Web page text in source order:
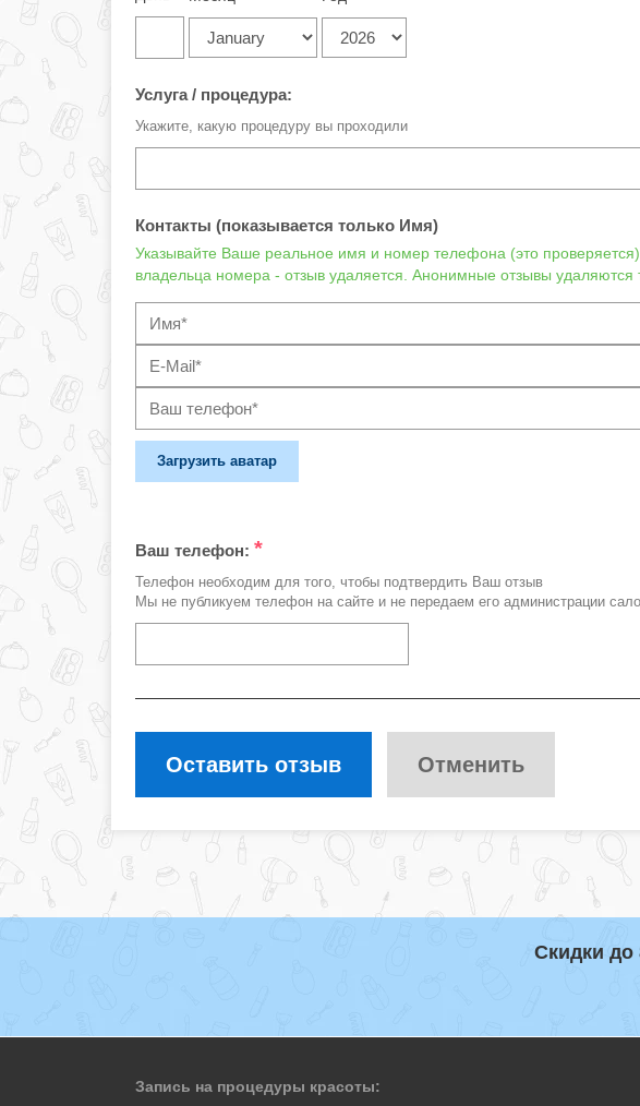
Услуга / процедура:
Укажите, какую процедуру вы проходили
Контакты (показывается только Имя)
Указывайте Ваше реальное имя и номер телефона (это
владельца номера - отзыв удаляется. Анонимные отзывы удаляются
Загрузить аватар
Ваш телефон: *
Телефон необходим для того, чтобы подтвердить Ваш отзыв
Мы не публикуем телефон на сайте и не передаем его администрации
Оставить отзыв Отменить
Скидки до
Запись на процедуры красоты: